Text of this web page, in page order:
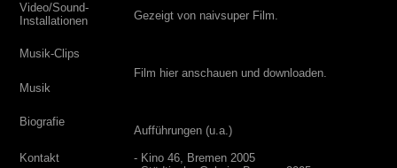
Video/Sound-
Installationen
Musik-Clips
Musik
Biografie
Kontakt
Gezeigt von naivsuper Film.
Film hier anschauen und downloaden.
Aufführungen (u.a.)
- Kino 46, Bremen 2005